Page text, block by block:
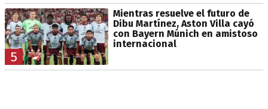
5
Mientras resuelve el futuro de
Dibu Martínez, Aston Villa cayó
con Bayern Múnich en amistoso
internacional